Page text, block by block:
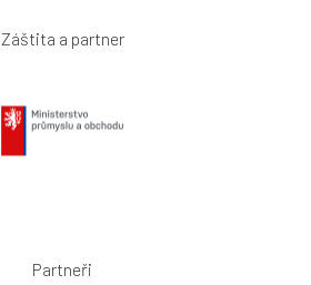
Záštita a partner
Partneři